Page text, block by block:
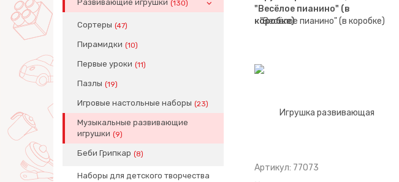
Развивающие игрушки (130)
Сортеры (47)
Пирамидки (10)
Первые уроки (11)
Пазлы (19)
Игровые настольные наборы (23)
Музыкальные развивающие
игрушки (9)
Беби Грипкар (8)
Наборы для детского творчества
"Весёлое пианино" (в
коробке)
Артикул: 77073